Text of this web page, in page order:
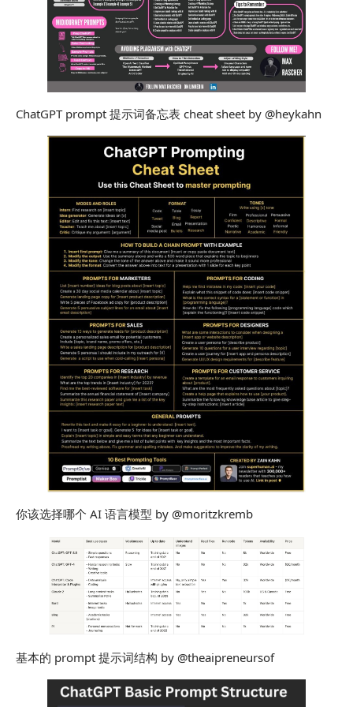
ChatGPT prompt 提示词备忘表 cheat sheet by @heykahn
你该选择哪个 AI 语言模型 by @moritzkremb
基本的 prompt 提示词结构 by @theaipreneursof